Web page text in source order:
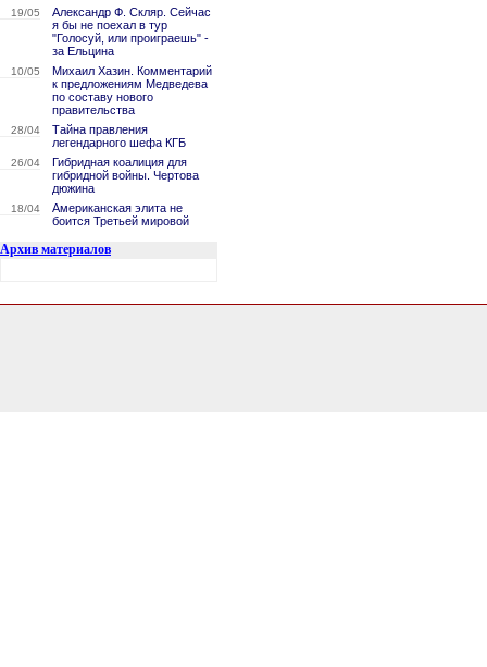
19/05
Александр Ф. Скляр. Сейчас
я бы не поехал в тур
"Голосуй, или проиграешь" -
за Ельцина
10/05
Михаил Хазин. Комментарий
к предложениям Медведева
по составу нового
правительства
28/04
Тайна правления
легендарного шефа КГБ
26/04
Гибридная коалиция для
гибридной войны. Чертова
дюжина
18/04
Американская элита не
боится Третьей мировой
Архив материалов